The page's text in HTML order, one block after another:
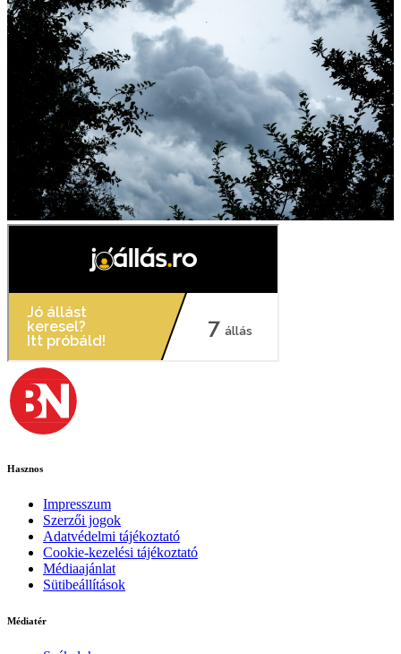
Hasznos
Impresszum
Szerzői jogok
Adatvédelmi tájékoztató
Cookie-kezelési tájékoztató
Médiaajánlat
Sütibeállítások
Médiatér